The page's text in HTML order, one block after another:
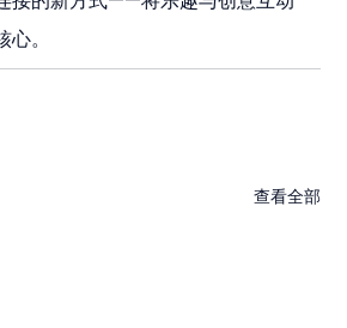
。
查看全部